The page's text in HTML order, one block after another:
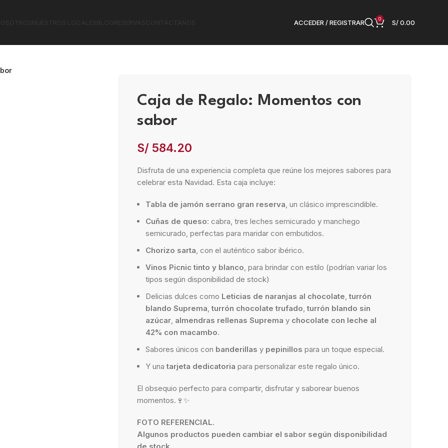
ACCEDER / REGISTRAR 0 S/0.00
Caja de Regalo: Momentos con
sabor
S/ 584.20
Disfruta de una experiencia completa que reúne los mejores sabores para
celebrar esta Navidad. Esta caja incluye:
Tabla de jamón serrano gran reserva, un clásico imprescindible.
Cuñas de queso: cabra, tres leches semicurado y manchego
semicurado, perfectas para maridar con embutidos.
Chorizo sarta, con el auténtico sabor ibérico.
Vinos Picnic tinto y blanco, para brindar con estilo (podrían variar los
tipos según disponibilidad de stock)
Delicias dulces como Leticias de naranjas al chocolate, turrón
blando Suprema, turrón chocolate trufado, turrón blando sin
azúcar, almendras rellenas Suprema y chocolate con leche al
42% con macambo.
Sabores únicos con banderillas y pepinillos para un toque especial.
Y una tarjeta dedicatoria para personalizar este regalo único.
El obsequio perfecto para compartir, disfrutar y saborear buenos
momentos.🍷✨
FOTO REFERENCIAL.
Algunos productos pueden cambiar el sabor según disponibilidad